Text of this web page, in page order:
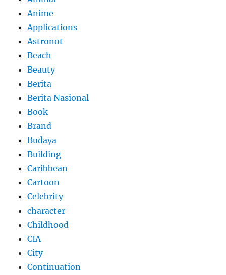
Anime
Applications
Astronot
Beach
Beauty
Berita
Berita Nasional
Book
Brand
Budaya
Building
Caribbean
Cartoon
Celebrity
character
Childhood
CIA
City
Continuation